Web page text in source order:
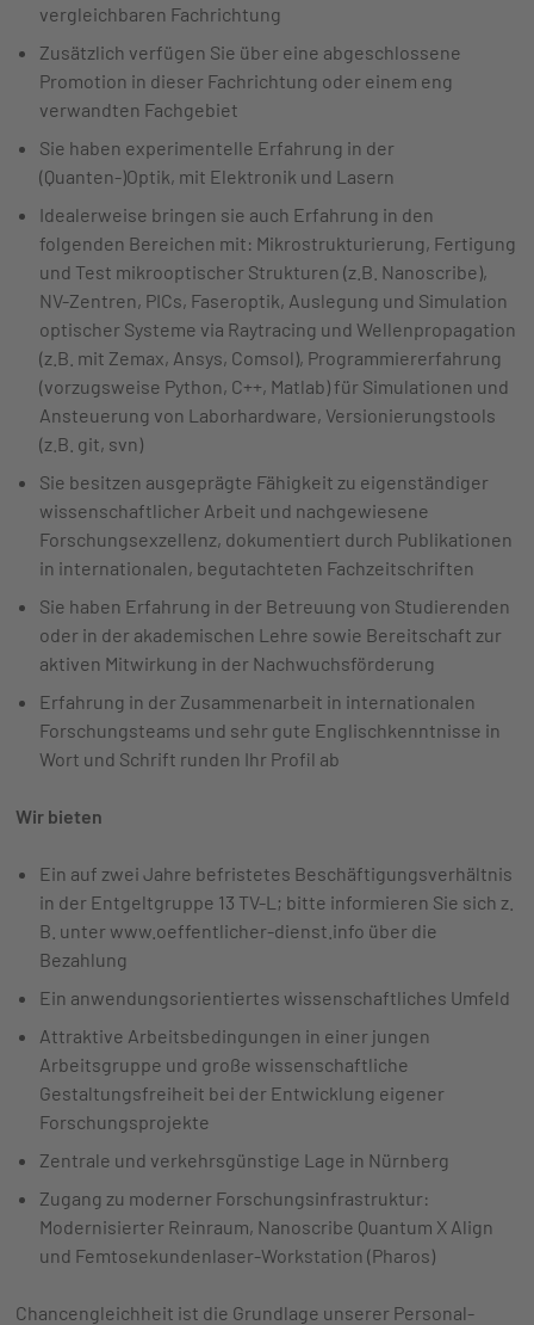
vergleichbaren Fachrichtung
Zusätzlich verfügen Sie über eine abgeschlossene
Promotion in dieser Fachrichtung oder einem eng
verwandten Fachgebiet
Sie haben experimentelle Erfahrung in der
(Quanten-)Optik, mit Elektronik und Lasern
Idealerweise bringen sie auch Erfahrung in den
folgenden Bereichen mit: Mikrostrukturierung, Fertigung
und Test mikrooptischer Strukturen (z.B. Nanoscribe),
NV-Zentren, PICs, Faseroptik, Auslegung und Simulation
optischer Systeme via Raytracing und Wellenpropagation
(z.B. mit Zemax, Ansys, Comsol), Programmiererfahrung
(vorzugsweise Python, C++, Matlab) für Simulationen und
Ansteuerung von Laborhardware, Versionierungstools
(z.B. git, svn)
Sie besitzen ausgeprägte Fähigkeit zu eigenständiger
wissenschaftlicher Arbeit und nachgewiesene
Forschungsexzellenz, dokumentiert durch Publikationen
in internationalen, begutachteten Fachzeitschriften
Sie haben Erfahrung in der Betreuung von Studierenden
oder in der akademischen Lehre sowie Bereitschaft zur
aktiven Mitwirkung in der Nachwuchsförderung
Erfahrung in der Zusammenarbeit in internationalen
Forschungsteams und sehr gute Englischkenntnisse in
Wort und Schrift runden Ihr Profil ab
Wir bieten
Ein auf zwei Jahre befristetes Beschäftigungsverhältnis
in der Entgeltgruppe 13 TV-L; bitte informieren Sie sich z.
B. unter www.oeffentlicher-dienst.info über die
Bezahlung
Ein anwendungsorientiertes wissenschaftliches Umfeld
Attraktive Arbeitsbedingungen in einer jungen
Arbeitsgruppe und große wissenschaftliche
Gestaltungsfreiheit bei der Entwicklung eigener
Forschungsprojekte
Zentrale und verkehrsgünstige Lage in Nürnberg
Zugang zu moderner Forschungsinfrastruktur:
Modernisierter Reinraum, Nanoscribe Quantum X Align
und Femtosekundenlaser-Workstation (Pharos)
Chancengleichheit ist die Grundlage unserer Personal­